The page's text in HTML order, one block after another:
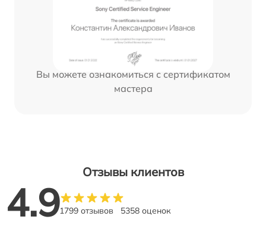
Вы можете ознакомиться с сертификатом
мастера
Отзывы клиентов
4.91799 отзывов 5358 оценок